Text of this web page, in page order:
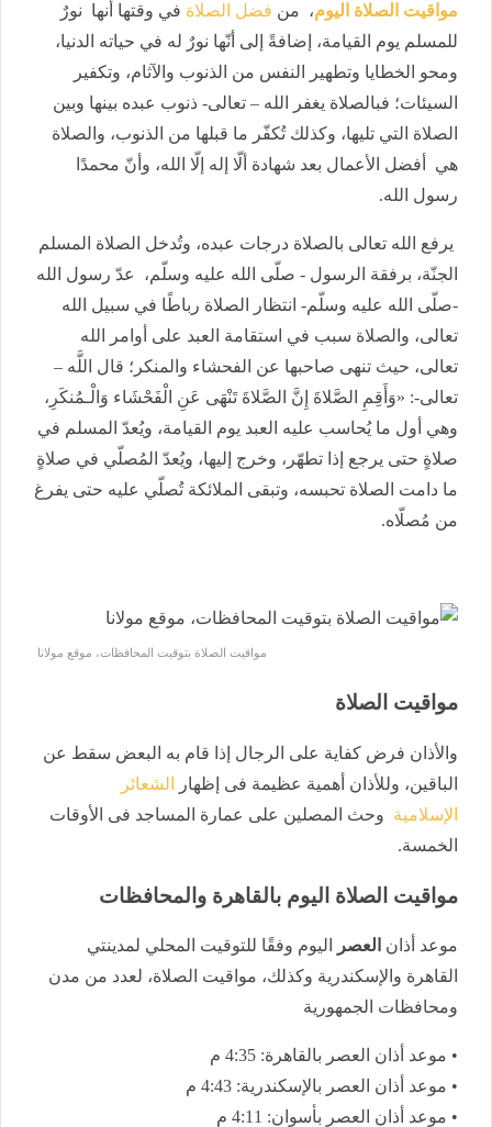
مواقيت الصلاة اليوم، من فضل الصلاة في وقتها أنها نورٌ
للمسلم يوم القيامة، إضافةً إلى أنّها نورٌ له في حياته الدنيا،
ومحو الخطايا وتطهير النفس من الذنوب والآثام، وتكفير
السيئات؛ فبالصلاة يغفر الله – تعالى- ذنوب عبده بينها وبين
الصلاة التي تليها، وكذلك تُكفّر ما قبلها من الذنوب، والصلاة
هي أفضل الأعمال بعد شهادة ألّا إله إلّا الله، وأنّ محمدًا
رسول الله.
يرفع الله تعالى بالصلاة درجات عبده، وتُدخل الصلاة المسلم
الجنّة، برفقة الرسول - صلّى الله عليه وسلّم، عدّ رسول الله
-صلّى الله عليه وسلّم- انتظار الصلاة رباطًا في سبيل الله
تعالى، والصلاة سبب في استقامة العبد على أوامر الله
تعالى، حيث تنهى صاحبها عن الفحشاء والمنكر؛ قال اللَّه –
تعالى-: «وَأَقِمِ الصَّلاةَ إِنَّ الصَّلاةَ تَنْهَى عَنِ الْفَحْشَاء وَالْـمُنكَرِ،
وهي أول ما يُحاسب عليه العبد يوم القيامة، ويُعدّ المسلم في
صلاةٍ حتى يرجع إذا تطهّر، وخرج إليها، ويُعدّ المُصلّي في صلاةٍ
ما دامت الصلاة تحبسه، وتبقى الملائكة تُصلّي عليه حتى يفرغ
من مُصلّاه.
مواقيت الصلاة بتوقيت المحافظات، موقع مولانا
مواقيت الصلاة
والأذان فرض كفاية على الرجال إذا قام به البعض سقط عن
الباقين، وللأذان أهمية عظيمة فى إظهار
الشعائر
الإسلامية وحث المصلين على عمارة المساجد فى الأوقات
الخمسة.
مواقيت الصلاة اليوم بالقاهرة والمحافظات
موعد أذان العصر
اليوم وفقًا للتوقيت المحلي لمدينتي
القاهرة والإسكندرية وكذلك، مواقيت الصلاة، لعدد من مدن
ومحافظات الجمهورية
• موعد أذان العصر بالقاهرة: 4:35 م
• موعد أذان العصر بالإسكندرية: 4:43 م
• موعد أذان العصر بأسوان: 4:11 م